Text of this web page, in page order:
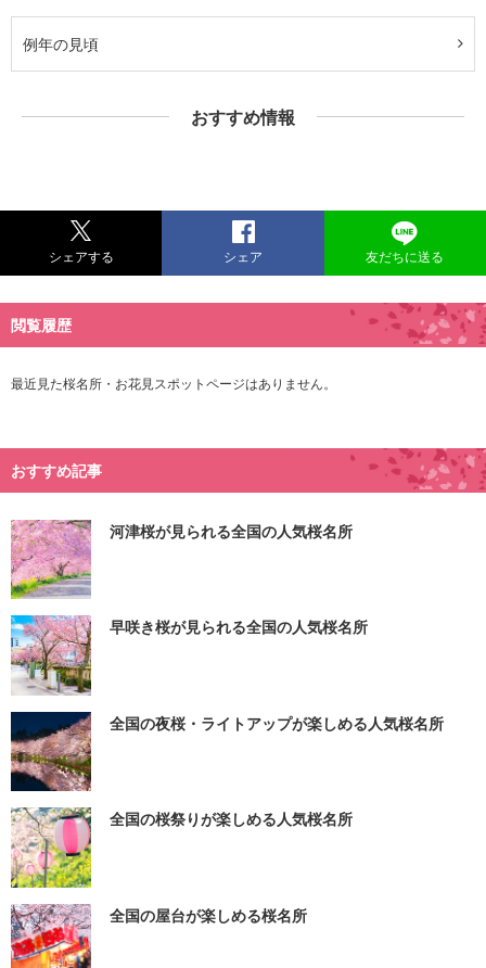
例年の見頃
おすすめ情報
シェアする シェア 友だちに送る
閲覧履歴
最近見た桜名所・お花見スポットページはありません。
おすすめ記事
河津桜が見られる全国の人気桜名所
早咲き桜が見られる全国の人気桜名所
全国の夜桜・ライトアップが楽しめる人気桜名所
全国の桜祭りが楽しめる人気桜名所
全国の屋台が楽しめる桜名所